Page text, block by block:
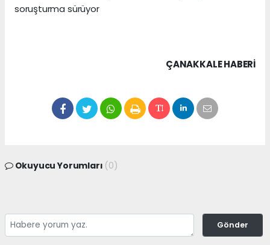
soruşturma sürüyor
ÇANAKKALE HABERİ
Okuyucu Yorumları (0)
Gönder